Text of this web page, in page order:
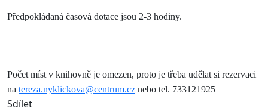
Předpokládaná časová dotace jsou 2-3 hodiny.
Počet míst v knihovně je omezen, proto je třeba udělat si rezervaci
na tereza.nyklickova@centrum.cz nebo tel. 733121925
Sdílet